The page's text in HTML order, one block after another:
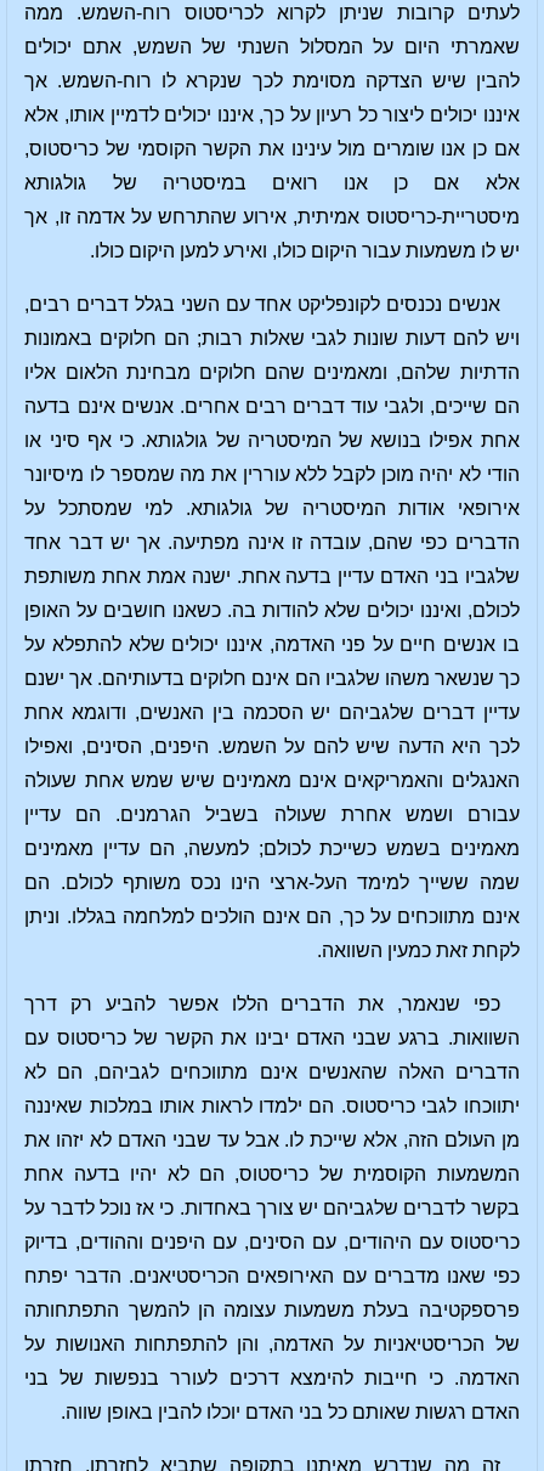
לעתים קרובות שניתן לקרוא לכריסטוס רוח-השמש. ממה
שאמרתי היום על המסלול השנתי של השמש, אתם יכולים
להבין שיש הצדקה מסוימת לכך שנקרא לו רוח-השמש. אך
איננו יכולים ליצור כל רעיון על כך, איננו יכולים לדמיין אותו, אלא
אם כן אנו שומרים מול עינינו את הקשר הקוסמי של כריסטוס,
אלא אם כן אנו רואים במיסטריה של גולגותא
מיסטריית-כריסטוס אמיתית, אירוע שהתרחש על אדמה זו, אך
יש לו משמעות עבור היקום כולו, ואירע למען היקום כולו.
אנשים נכנסים לקונפליקט אחד עם השני בגלל דברים רבים,
ויש להם דעות שונות לגבי שאלות רבות; הם חלוקים באמונות
הדתיות שלהם, ומאמינים שהם חלוקים מבחינת הלאום אליו
הם שייכים, ולגבי עוד דברים רבים אחרים. אנשים אינם בדעה
אחת אפילו בנושא של המיסטריה של גולגותא. כי אף סיני או
הודי לא יהיה מוכן לקבל ללא עוררין את מה שמספר לו מיסיונר
אירופאי אודות המיסטריה של גולגותא. למי שמסתכל על
הדברים כפי שהם, עובדה זו אינה מפתיעה. אך יש דבר אחד
שלגביו בני האדם עדיין בדעה אחת. ישנה אמת אחת משותפת
לכולם, ואיננו יכולים שלא להודות בה. כשאנו חושבים על האופן
בו אנשים חיים על פני האדמה, איננו יכולים שלא להתפלא על
כך שנשאר משהו שלגביו הם אינם חלוקים בדעותיהם. אך ישנם
עדיין דברים שלגביהם יש הסכמה בין האנשים, ודוגמא אחת
לכך היא הדעה שיש להם על השמש. היפנים, הסינים, ואפילו
האנגלים והאמריקאים אינם מאמינים שיש שמש אחת שעולה
עבורם ושמש אחרת שעולה בשביל הגרמנים. הם עדיין
מאמינים בשמש כשייכת לכולם; למעשה, הם עדיין מאמינים
שמה ששייך למימד העל-ארצי הינו נכס משותף לכולם. הם
אינם מתווכחים על כך, הם אינם הולכים למלחמה בגללו. וניתן
לקחת זאת כמעין השוואה.
כפי שנאמר, את הדברים הללו אפשר להביע רק דרך
השוואות. ברגע שבני האדם יבינו את הקשר של כריסטוס עם
הדברים האלה שהאנשים אינם מתווכחים לגביהם, הם לא
יתווכחו לגבי כריסטוס. הם ילמדו לראות אותו במלכות שאיננה
מן העולם הזה, אלא שייכת לו. אבל עד שבני האדם לא יזהו את
המשמעות הקוסמית של כריסטוס, הם לא יהיו בדעה אחת
בקשר לדברים שלגביהם יש צורך באחדות. כי אז נוכל לדבר על
כריסטוס עם היהודים, עם הסינים, עם היפנים וההודים, בדיוק
כפי שאנו מדברים עם האירופאים הכריסטיאנים. הדבר יפתח
פרספקטיבה בעלת משמעות עצומה הן להמשך התפתחותה
של הכריסטיאניות על האדמה, והן להתפתחות האנושות על
האדמה. כי חייבות להימצא דרכים לעורר בנפשות של בני
האדם רגשות שאותם כל בני האדם יוכלו להבין באופן שווה.
זה מה שנדרש מאיתנו בתקופה שתביא לחזרתו, חזרתו